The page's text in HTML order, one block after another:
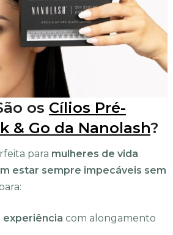
os Cílios Pré-
& Go da Nanolash?
para mulheres de vida
estar sempre impecáveis sem
experiência com alongamento